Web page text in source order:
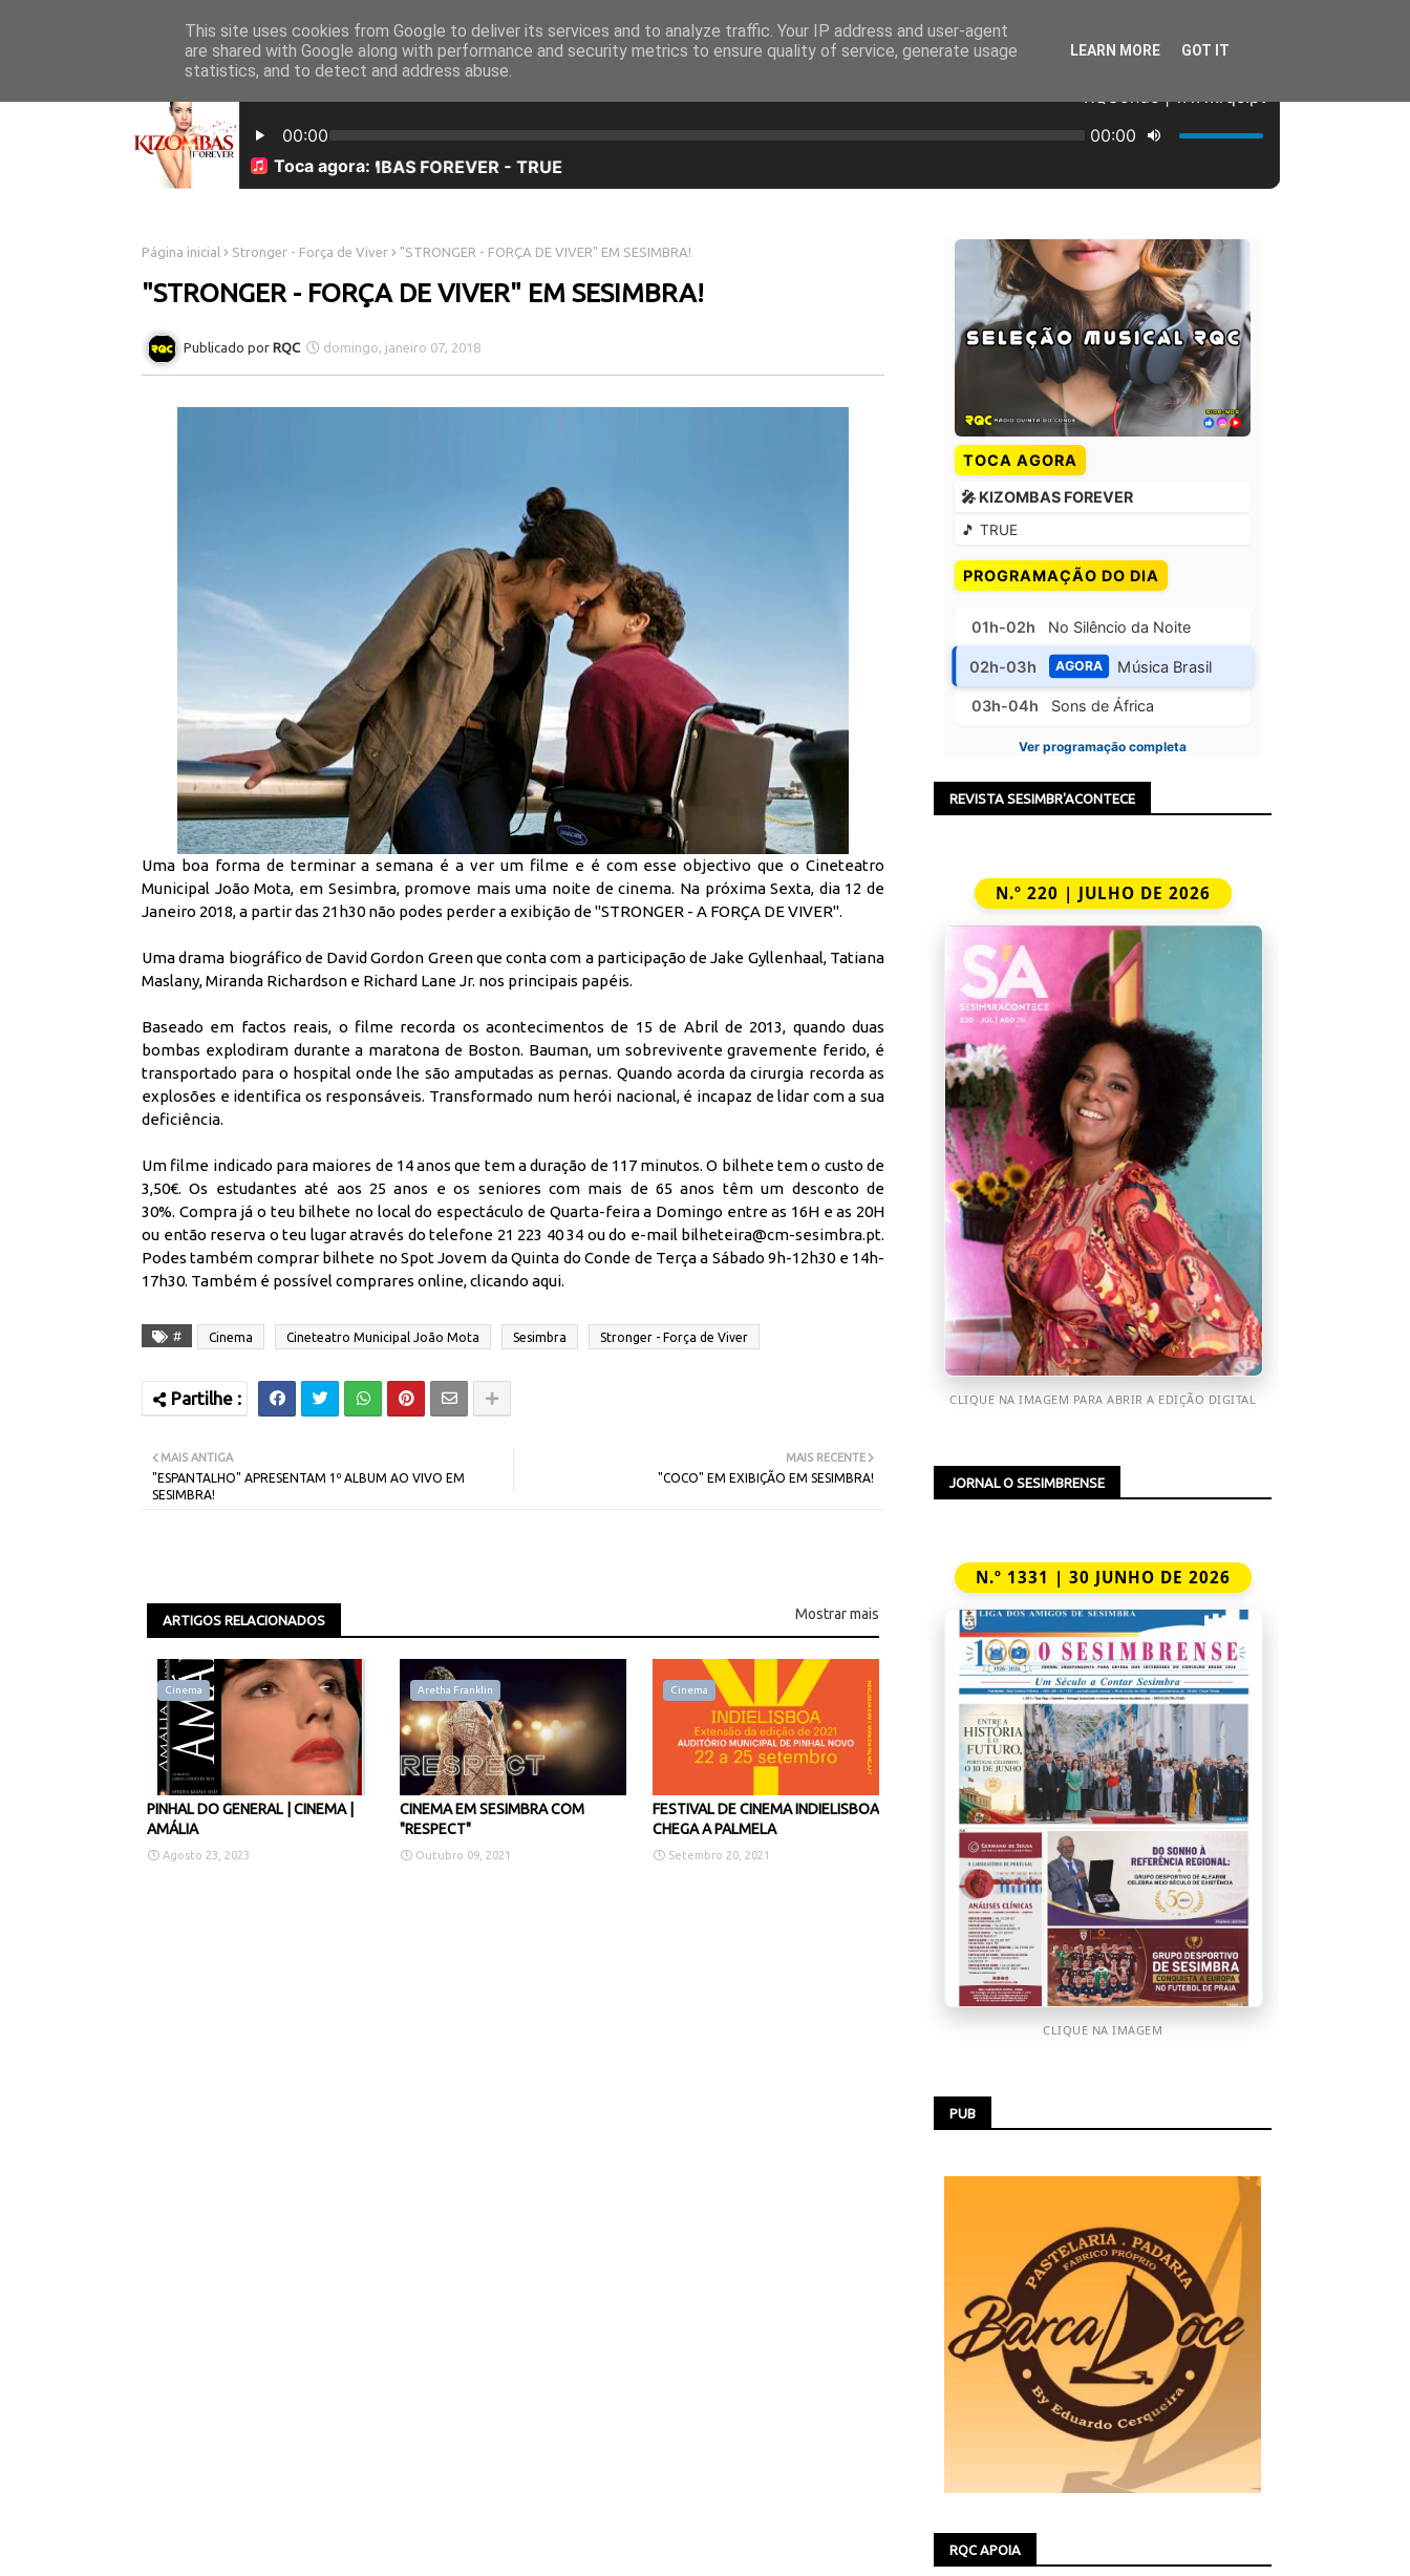
INICÍO SOBRE NÓS EQUIPA PROGRAMAÇÃO OUVIR EM DIRETO
Página inicial Stronger - Força de Viver "STRONGER - FORÇA DE VIVER" EM SESIMBRA!
"STRONGER - FORÇA DE VIVER" EM SESIMBRA!
RQC domingo, janeiro 07, 2018
Uma boa forma de terminar a semana é a ver um filme e é com esse objectivo que o Cineteatro
Municipal João Mota, em Sesimbra, promove mais uma noite de cinema. Na próxima Sexta, dia 12 de
Janeiro 2018, a partir das 21h30 não podes perder a exibição de "STRONGER - A FORÇA DE VIVER".
Uma drama biográfico de David Gordon Green que conta com a participação de Jake Gyllenhaal, Tatiana
Maslany, Miranda Richardson e Richard Lane Jr. nos principais papéis.
Baseado em factos reais, o filme recorda os acontecimentos de 15 de Abril de 2013, quando duas
bombas explodiram durante a maratona de Boston. Bauman, um sobrevivente gravemente ferido, é
transportado para o hospital onde lhe são amputadas as pernas. Quando acorda da cirurgia recorda as
explosões e identifica os responsáveis. Transformado num herói nacional, é incapaz de lidar com a sua
deficiência.
Um filme indicado para maiores de 14 anos que tem a duração de 117 minutos. O bilhete tem o custo de
3,50€.Os estudantes até aos 25 anos e os seniores com mais de 65 anos têm um desconto de
30%. Compra já o teu bilhete no local do espectáculo de Quarta-feira a Domingo entre as 16H e as 20H
ou então reserva o teu lugar através do telefone 21 223 40 34 ou do e-mail bilheteira@cm-sesimbra.pt.
Podes também comprar bilhete no Spot Jovem da Quinta do Conde de Terça a Sábado 9h-12h30 e 14h-
17h30. Também é possível comprares online,clicando aqui.
# Cinema Cineteatro Municipal João Mota Sesimbra Stronger - Força de Viver
MAIS RECENTE
"COCO" EM EXIBIÇÃO EM SESIMBRA!
MAIS ANTIGA
"ESPANTALHO" APRESENTAM 1º ALBUM AO VIVO EM
SESIMBRA!
ARTIGOS RELACIONADOS Mostrar mais
Cinema
PINHAL DO GENERAL | CINEMA |
AMÁLIA
Agosto 23, 2023
Aretha Franklin
CINEMA EM SESIMBRA COM
"RESPECT"
Outubro 09, 2021
Cinema
FESTIVAL DE CINEMA INDIELISBOA
CHEGA A PALMELA
Setembro 20, 2021
TOCA AGORA
🎤 KIZOMBAS FOREVER
🎵 TRUE
PROGRAMAÇÃO DO DIA
01h-02h No Silêncio da Noite
02h-03h AGORA Música Brasil
03h-04h Sons de África
Ver programação completa
REVISTA SESIMBR'ACONTECE
N.º 220 | JULHO DE 2026
CLIQUE NA IMAGEM PARA ABRIR A EDIÇÃO DIGITAL
JORNAL O SESIMBRENSE
N.º 1331 | 30 JUNHO DE 2026
CLIQUE NA IMAGEM
PUB
RQC APOIA
This site uses cookies from Google to deliver its services and to analyze traffic. Your IP address and user-agent
are shared with Google along with performance and security metrics to ensure quality of service, generate usage
statistics, and to detect and address abuse.
LEARN MORE GOT IT